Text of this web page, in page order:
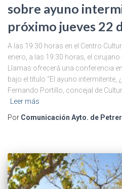
sobre ayuno
próximo jueves 22
A las 19:30 horas en el Centro
enero, a las 19:30 horas, el
Llamas ofrecerá una conferencia
bajo el título “El ayuno intermitente,
Fernando Portillo, concejal de
Leer más
Por Comunicación Ayto. de Petrer